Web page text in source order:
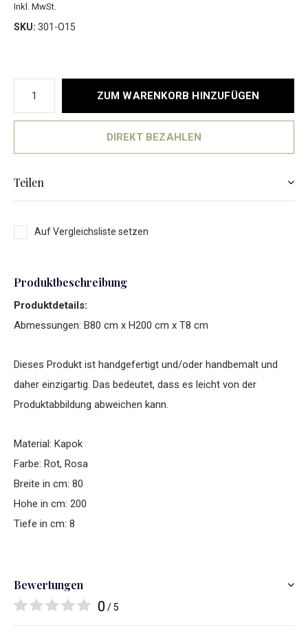
Inkl. MwSt.
SKU: 301-O15
ZUM WARENKORB HINZUFÜGEN
DIREKT BEZAHLEN
Teilen
Auf Vergleichsliste setzen
Produktbeschreibung
Produktdetails:
Abmessungen: B80 cm x H200 cm x T8 cm
Dieses Produkt ist handgefertigt und/oder handbemalt und
daher einzigartig. Das bedeutet, dass es leicht von der
Produktabbildung abweichen kann.
Material: Kapok
Farbe: Rot, Rosa
Breite in cm: 80
Hohe in cm: 200
Tiefe in cm: 8
Bewertungen
0 / 5